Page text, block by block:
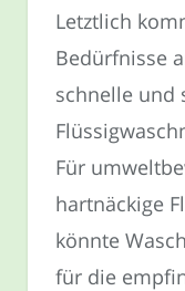
Letztlich
Bedürfnisse
schnelle und
Für
hartnäckige
könnte
für die